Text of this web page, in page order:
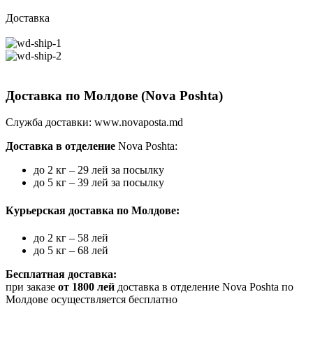
Доставка
Доставка по Молдове (Nova Poshta)
Служба доставки: www.novaposta.md
Доставка в отделение Nova Poshta:
до 2 кг – 29 лей за посылку
до 5 кг – 39 лей за посылку
Курьерская доставка по Молдове:
до 2 кг – 58 лей
до 5 кг – 68 лей
Бесплатная доставка:
при заказе от 1800 лей доставка в отделение Nova Poshta по
Молдове осуществляется бесплатно